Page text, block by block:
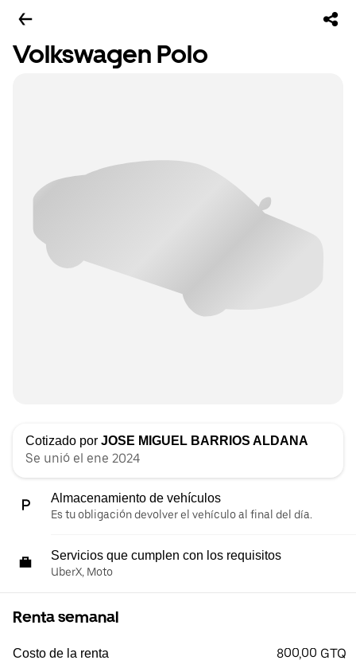
Volkswagen Polo
Cotizado por JOSE MIGUEL BARRIOS ALDANA
Se unió el ene 2024
Almacenamiento de vehículos
Es tu obligación devolver el vehículo al final del día.
Servicios que cumplen con los requisitos
UberX, Moto
Renta semanal
Costo de la renta 800,00 GTQ